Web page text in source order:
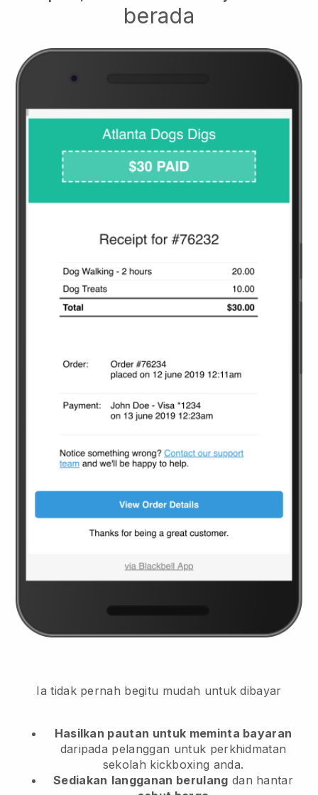
berada
Ia tidak pernah begitu mudah untuk dibayar
Hasilkan pautan untuk meminta bayaran
daripada pelanggan untuk perkhidmatan
sekolah kickboxing anda.
Sediakan langganan berulang dan hantar